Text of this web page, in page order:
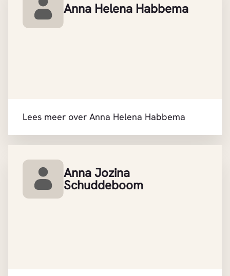
Anna Helena Habbema
Lees meer over Anna Helena Habbema
Anna Jozina
Schuddeboom